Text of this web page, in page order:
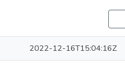
2022-12-16T15:04:16Z